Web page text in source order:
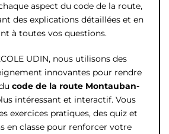
aspect du code de la route,
des explications détaillées et en
à toutes vos questions.
UDIN, nous utilisons des
innovantes pour rendre
code de la routeMontauban-
intéressant et interactif. Vous
exercices pratiques, des quiz et
en classe pour renforcer votre